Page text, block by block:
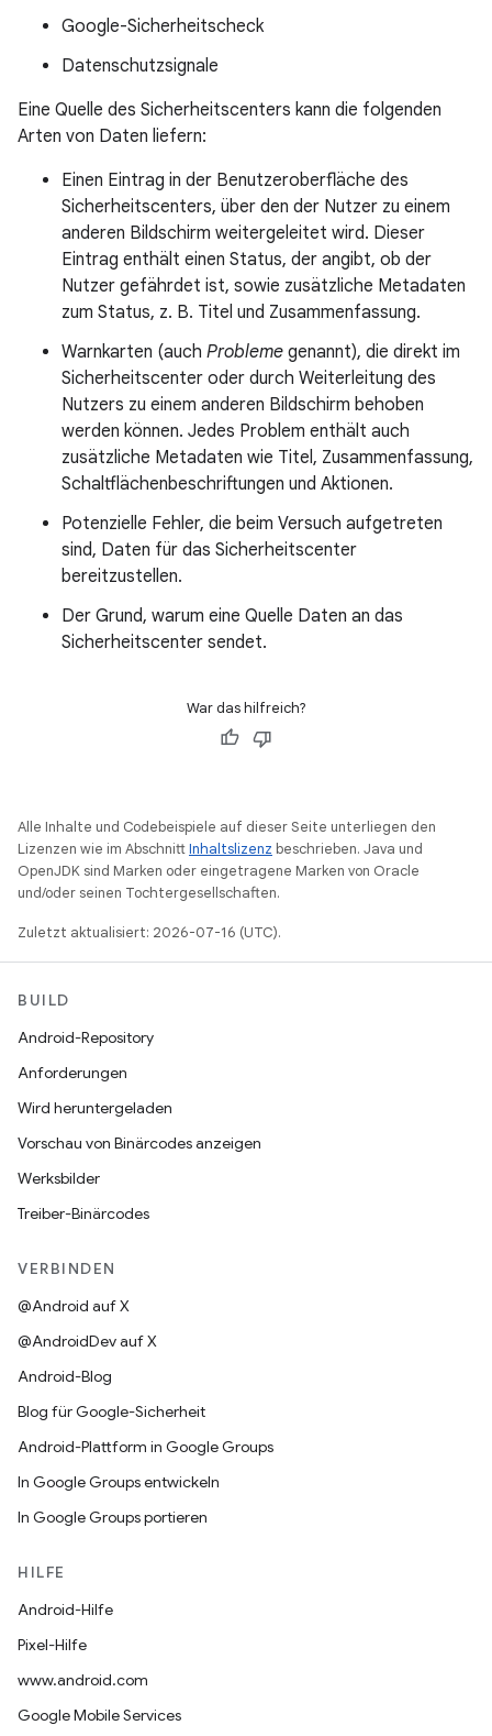
Google-Sicherheitscheck
Datenschutzsignale
Eine Quelle des Sicherheitscenters kann die folgenden
Arten von Daten liefern:
Einen Eintrag in der Benutzeroberfläche des
Sicherheitscenters, über den der Nutzer zu einem
anderen Bildschirm weitergeleitet wird. Dieser
Eintrag enthält einen Status, der angibt, ob der
Nutzer gefährdet ist, sowie zusätzliche Metadaten
zum Status, z. B. Titel und Zusammenfassung.
Warnkarten (auch Probleme genannt), die direkt im
Sicherheitscenter oder durch Weiterleitung des
Nutzers zu einem anderen Bildschirm behoben
werden können. Jedes Problem enthält auch
zusätzliche Metadaten wie Titel, Zusammenfassung,
Schaltflächenbeschriftungen und Aktionen.
Potenzielle Fehler, die beim Versuch aufgetreten
sind, Daten für das Sicherheitscenter
bereitzustellen.
Der Grund, warum eine Quelle Daten an das
Sicherheitscenter sendet.
War das hilfreich?
Alle Inhalte und Codebeispiele auf dieser Seite unterliegen den
Lizenzen wie im AbschnittInhaltslizenz beschrieben. Java und
OpenJDK sind Marken oder eingetragene Marken von Oracle
und/oder seinen Tochtergesellschaften.
Zuletzt aktualisiert: 2026-07-16 (UTC).
BUILD
Android-Repository
Anforderungen
Wird heruntergeladen
Vorschau von Binärcodes anzeigen
Werksbilder
Treiber-Binärcodes
VERBINDEN
@Android auf X
@AndroidDev auf X
Android-Blog
Blog für Google-Sicherheit
Android-Plattform in Google Groups
In Google Groups entwickeln
In Google Groups portieren
HILFE
Android-Hilfe
Pixel-Hilfe
www.android.com
Google Mobile Services